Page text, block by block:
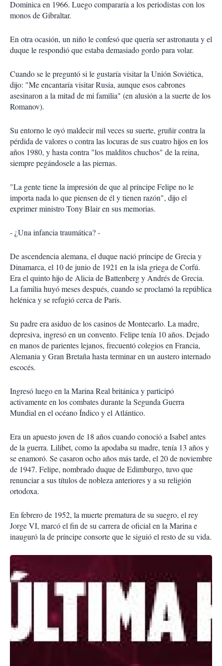
Dominica en 1966. Luego compararía a los periodistas con los
monos de Gibraltar.
En otra ocasión, un niño le confesó que quería ser astronauta y el
duque le respondió que estaba demasiado gordo para volar.
Cuando se le preguntó si le gustaría visitar la Unión Soviética,
dijo: "Me encantaría visitar Rusia, aunque esos cabrones
asesinaron a la mitad de mi familia" (en alusión a la suerte de los
Romanov).
Su entorno le oyó maldecir mil veces su suerte, gruñir contra la
pérdida de valores o contra las locuras de sus cuatro hijos en los
años 1980, y hasta contra "los malditos chuchos" de la reina,
siempre pegándosele a las piernas.
"La gente tiene la impresión de que al príncipe Felipe no le
importa nada lo que piensen de él y tienen razón", dijo el
exprimer ministro Tony Blair en sus memorias.
- ¿Una infancia traumática? -
De ascendencia alemana, el duque nació príncipe de Grecia y
Dinamarca, el 10 de junio de 1921 en la isla griega de Corfú.
Era el quinto hijo de Alicia de Battenberg y Andrés de Grecia.
La familia huyó meses después, cuando se proclamó la república
helénica y se refugió cerca de París.
Su padre era asiduo de los casinos de Montecarlo. La madre,
depresiva, ingresó en un convento. Felipe tenía 10 años. Dejado
en manos de parientes lejanos, frecuentó colegios en Francia,
Alemania y Gran Bretaña hasta terminar en un austero internado
escocés.
Ingresó luego en la Marina Real británica y participó
activamente en los combates durante la Segunda Guerra
Mundial en el océano Índico y el Atlántico.
Era un apuesto joven de 18 años cuando conoció a Isabel antes
de la guerra. Lilibet, como la apodaba su madre, tenía 13 años y
se enamoró. Se casaron ocho años más tarde, el 20 de noviembre
de 1947. Felipe, nombrado duque de Edimburgo, tuvo que
renunciar a sus títulos de nobleza anteriores y a su religión
ortodoxa.
En febrero de 1952, la muerte prematura de su suegro, el rey
Jorge VI, marcó el fin de su carrera de oficial en la Marina e
inauguró la de príncipe consorte que le siguió el resto de su vida.